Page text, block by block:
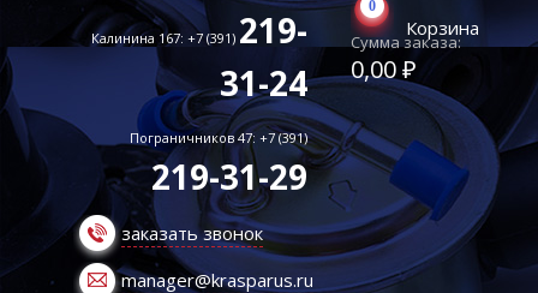
Калинина 167: +7 (391) 219-
31-24
Пограничников 47: +7 (391)
219-31-29
заказать звонок
manager@krasparus.ru
0
Корзина
Сумма заказа:
0,00 ₽